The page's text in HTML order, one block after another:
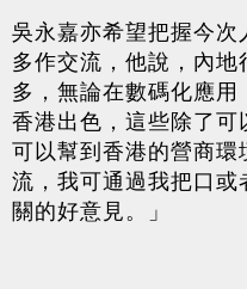
吳永嘉亦希望把握今
多作交流，他說，內
多，無論在數碼化應
香港出色，這些除了
可以幫到香港的營商
流，我可通過我把口
關的好意見。」